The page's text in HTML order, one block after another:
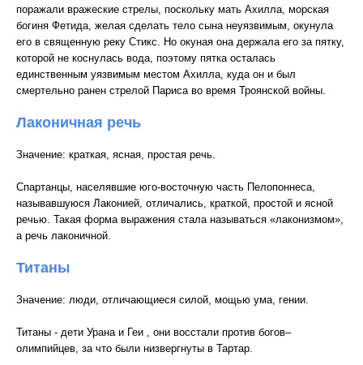
поражали вражеские стрелы, поскольку мать Ахилла, морская
богиня Фетида, желая сделать тело сына неуязвимым, окунула
его в священную реку Стикс. Но окуная она держала его за пятку,
которой не коснулась вода, поэтому пятка осталась
единственным уязвимым местом Ахилла, куда он и был
смертельно ранен стрелой Париса во время Троянской войны.
Лаконичная речь
Значение: краткая, ясная, простая речь.
Спартанцы, населявшие юго-восточную часть Пелопоннеса,
называвшуюся Лаконией, отличались, краткой, простой и ясной
речью. Такая форма выражения стала называться «лаконизмом»,
а речь лаконичной.
Титаны
Значение: люди, отличающиеся силой, мощью ума, гении.
Титаны - дети Урана и Геи , они восстали против богов–
олимпийцев, за что были низвергнуты в Тартар.